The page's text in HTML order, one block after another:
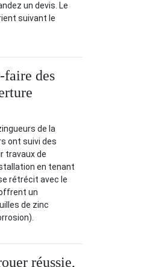
un devis. Le
suivant le
des
de la
ont suivi des
travaux de
en tenant
rétrécit avec le
un
de zinc
réussie,